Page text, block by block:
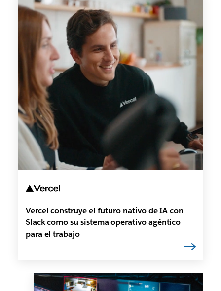
Vercel construye el futuro nativo de IA con
Slack como su sistema operativo agéntico
para el trabajo